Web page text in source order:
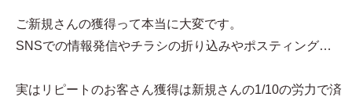
ご新規さんの獲得って本当に大変です。
SNSでの情報発信やチラシの折り込みやポスティング…
実はリピートのお客さん獲得は新規さんの1/10の労力で済